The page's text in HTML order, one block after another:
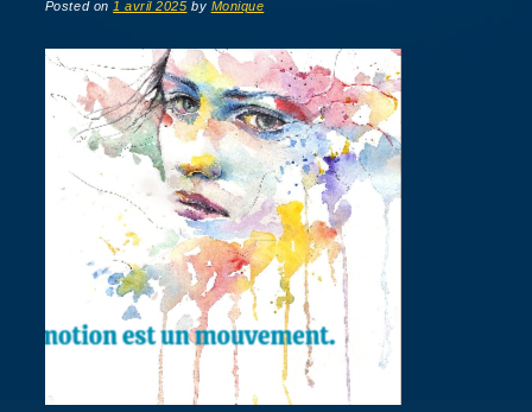
Posted on1 avril 2025 by Monique